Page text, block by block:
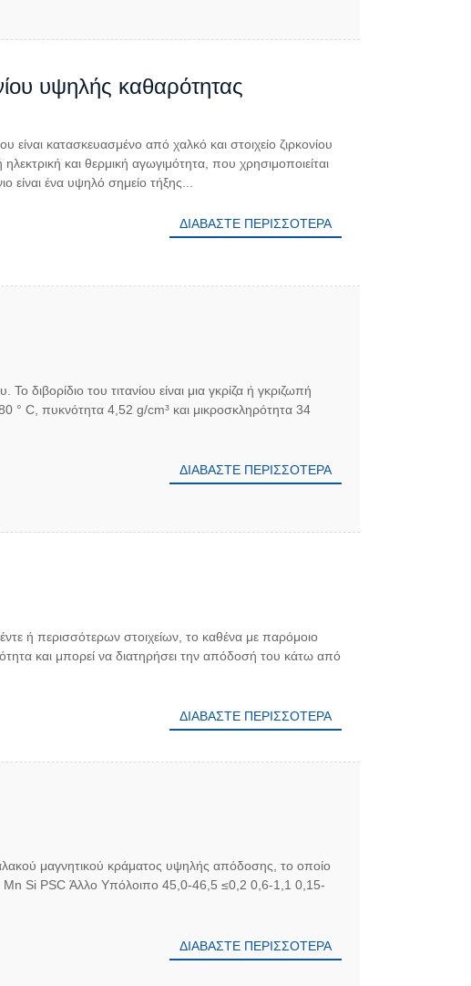
υψηλής καθαρότητας
είναι κατασκευασμένο από χαλκό και στοιχείο ζιρκονίου
και θερμική αγωγιμότητα, που χρησιμοποιείται
είναι ένα υψηλό σημείο τήξης...
ΔΙΑΒΆΣΤΕ ΠΕΡΙΣΣΌΤΕΡΑ
διβορίδιο του τιτανίου είναι μια γκρίζα ή γκριζωπή
° C, πυκνότητα 4,52 g/cm³ και μικροσκληρότητα 34
ΔΙΑΒΆΣΤΕ ΠΕΡΙΣΣΌΤΕΡΑ
ή περισσότερων στοιχείων, το καθένα με παρόμοιο
και μπορεί να διατηρήσει την απόδοσή του κάτω από
ΔΙΑΒΆΣΤΕ ΠΕΡΙΣΣΌΤΕΡΑ
μαγνητικού κράματος υψηλής απόδοσης, το οποίο
Mn Si PSC Άλλο Υπόλοιπο 45,0-46,5 ≤0,2 0,6-1,1 0,15-
ΔΙΑΒΆΣΤΕ ΠΕΡΙΣΣΌΤΕΡΑ